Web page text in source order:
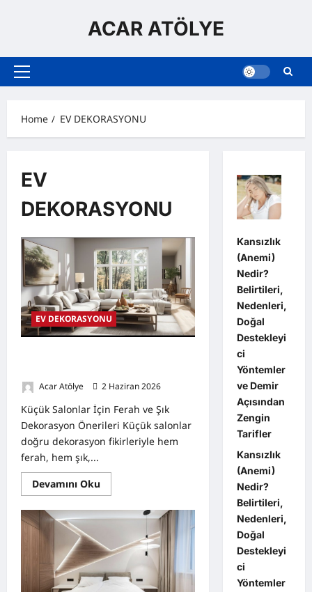
ACAR ATÖLYE
Primary
Home
EV DEKORASYONU
EV
DEKORASYONU
EV DEKORASYONU
Acar Atölye
2 Haziran 2026
Küçük Salonlar İçin Ferah ve Şık
Dekorasyon Önerileri Küçük salonlar
doğru dekorasyon fikirleriyle hem
ferah, hem şık,...
Devamını Oku
more
Küçük
Salonlar
Ferah
ve
Şık
Dekorasyon
Önerileri
Kansızlık
(Anemi)
Nedir?
Belirtileri,
Nedenleri,
Doğal
Destekleyi
ci
Yöntemler
ve Demir
Açısından
Zengin
Tarifler
Kansızlık
(Anemi)
Nedir?
Belirtileri,
Nedenleri,
Doğal
Destekleyi
ci
Yöntemler